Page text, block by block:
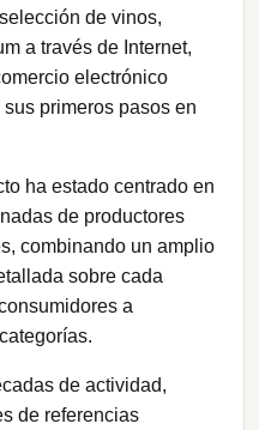
de vinos,
a través de Internet,
electrónico
primeros pasos en
ha estado centrado en
de productores
combinando un amplio
sobre cada
a
de actividad,
de referencias